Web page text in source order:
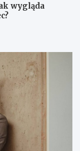
wygląda